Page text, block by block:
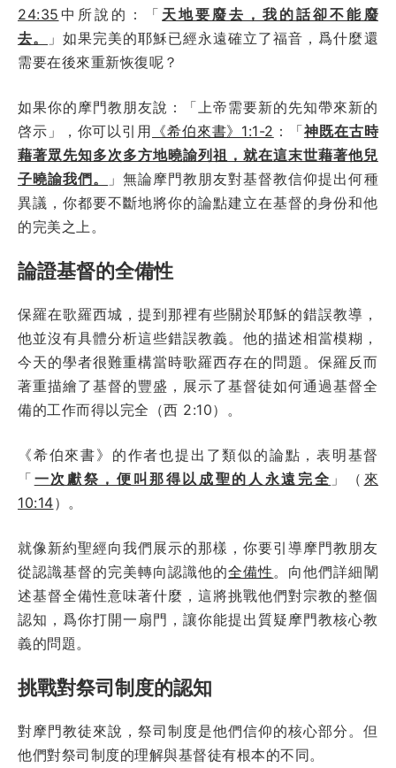
24:35 中所說的：「 天地要廢去，我的話卻不能廢
去。
」如果完美的耶穌已經永遠確立了福音，爲什麼還
需要在後來重新恢復呢？
如果你的摩門教朋友說：「上帝需要新的先知帶來新的
啓示」，你可以引用 《希伯來書》1:1-2 ：「神既在古時
藉著眾先知多次多方地曉諭列祖，就在這末世藉著他兒
子曉諭我們。
」無論摩門教朋友對基督教信仰提出何種
異議，你都要不斷地將你的論點建立在基督的身份和他
的完美之上。
論證基督的全備性
保羅在歌羅西城，提到那裡有些關於耶穌的錯誤教導，
他並沒有具體分析這些錯誤教義。他的描述相當模糊，
今天的學者很難重構當時歌羅西存在的問題。保羅反而
著重描繪了基督的豐盛，展示了基督徒如何通過基督全
備的工作而得以完全（西 2:10）。
《希伯來書》的作者也提出了類似的論點，表明基督
「 一次獻祭，便叫那得以成聖的人永遠完全 」（ 來
10:14）。
就像新約聖經向我們展示的那樣，你要引導摩門教朋友
從認識基督的完美轉向認識他的全備性 。向他們詳細闡
述基督全備性意味著什麼，這將挑戰他們對宗教的整個
認知，爲你打開一扇門，讓你能提出質疑摩門教核心教
義的問題。
挑戰對祭司制度的認知
對摩門教徒來說，祭司制度是他們信仰的核心部分。但
他們對祭司制度的理解與基督徒有根本的不同。